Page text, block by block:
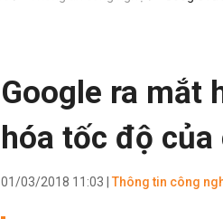
Google ra mắt
hóa tốc độ
01/03/2018 11:03 | Thông tin công